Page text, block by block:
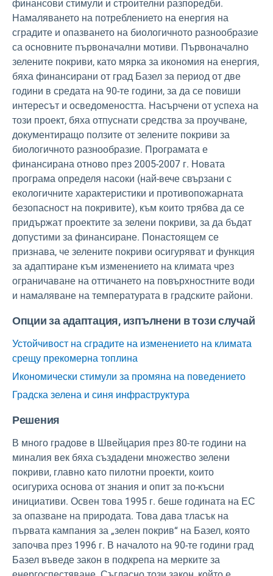
финансови стимули и строителни разпоредби.
Намаляването на потреблението на енергия на
сградите и опазването на биологичното разнообразие
са основните първоначални мотиви. Първоначално
зелените покриви, като мярка за икономия на енергия,
бяха финансирани от град Базел за период от две
години в средата на 90-те години, за да се повиши
интересът и осведомеността. Насърчени от успеха на
този проект, бяха отпуснати средства за проучване,
документиращо ползите от зелените покриви за
биологичното разнообразие. Програмата е
финансирана отново през 2005-2007 г. Новата
програма определя насоки (най-вече свързани с
екологичните характеристики и противопожарната
безопасност на покривите), към които трябва да се
придържат проектите за зелени покриви, за да бъдат
допустими за финансиране. Понастоящем се
признава, че зелените покриви осигуряват и функция
за адаптиране към изменението на климата чрез
ограничаване на оттичането на повърхностните води
и намаляване на температурата в градските райони.
Опции за адаптация, изпълнени в този случай
Устойчивост на сградите на изменението на климата
срещу прекомерна топлина
Икономически стимули за промяна на поведението
Градска зелена и синя инфраструктура
Решения
В много градове в Швейцария през 80-те години на
миналия век бяха създадени множество зелени
покриви, главно като пилотни проекти, които
осигуриха основа от знания и опит за по-късни
инициативи. Освен това 1995 г. беше годината на ЕС
за опазване на природата. Това дава тласък на
първата кампания за „зелен покрив“ на Базел, която
започва през 1996 г. В началото на 90-те години град
Базел въведе закон в подкрепа на мерките за